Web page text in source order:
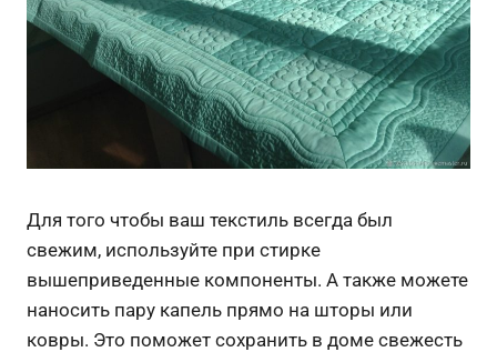
Для того чтобы ваш текстиль всегда был
свежим, используйте при стирке
вышеприведенные компоненты. А также можете
наносить пару капель прямо на шторы или
ковры. Это поможет сохранить в доме свежесть